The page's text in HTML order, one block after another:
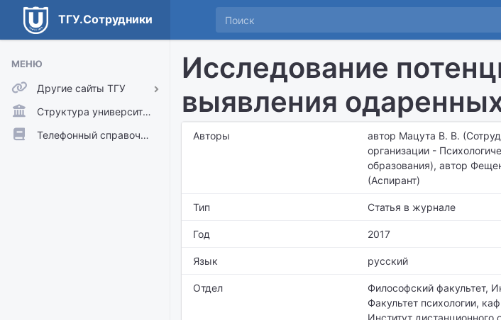
ТГУ.Сотрудники
МЕНЮ
Другие сайты ТГУ
ТГУ.Аккаунты
ТГУ.Расписание
Структура университета
Телефонный справочник
Исследование
выявления
Авторы
автор Мацута В. В.
организации -
образования), автор
(Аспирант)
Тип Статья в журнале
Год 2017
Язык русский
Отдел
Философский факультет,
Факультет психологии,
Институт дистанционного